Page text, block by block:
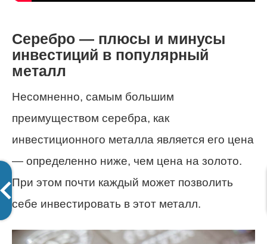
Серебро — плюсы и минусы
инвестиций в популярный
металл
Несомненно, самым большим
преимуществом серебра, как
инвестиционного металла является его цена
— определенно ниже, чем цена на золото.
При этом почти каждый может позволить
себе инвестировать в этот металл.